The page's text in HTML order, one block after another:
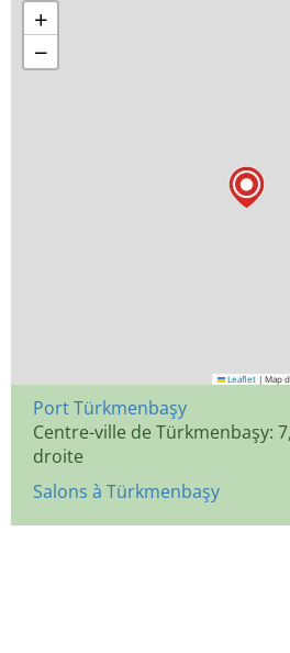
+
−
Leaflet | Map
Port Türkmenbaşy
Centre-ville de Türkmenbaşy:
droite
Salons à Türkmenbaşy